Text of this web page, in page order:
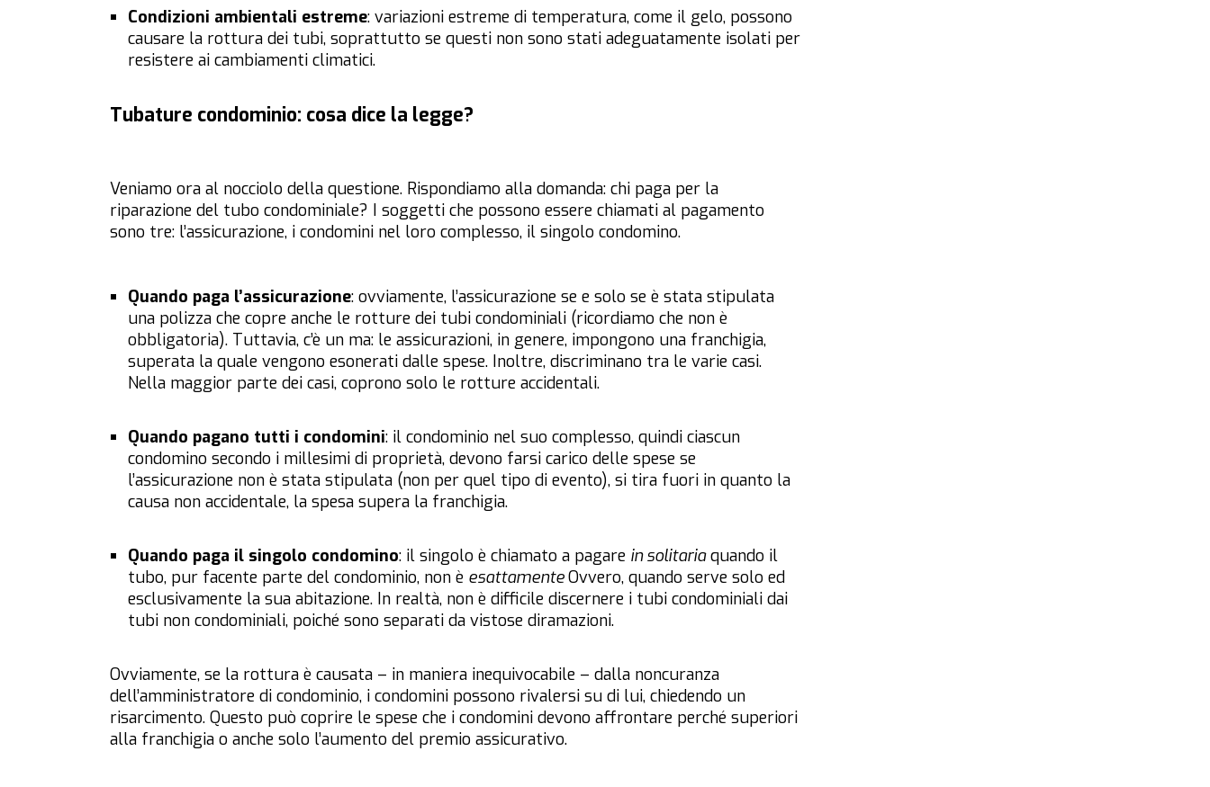
Condizioni ambientali estreme: variazioni estreme di temperatura, come il gelo, possono
causare la rottura dei tubi, soprattutto se questi non sono stati adeguatamente isolati per
resistere ai cambiamenti climatici.
Tubature condominio: cosa dice la legge?
Veniamo ora al nocciolo della questione. Rispondiamo alla domanda: chi paga per la
riparazione del tubo condominiale? I soggetti che possono essere chiamati al pagamento
sono tre: l’assicurazione, i condomini nel loro complesso, il singolo condomino.
Quando paga l’assicurazione: ovviamente, l’assicurazione se e solo se è stata stipulata
una polizza che copre anche le rotture dei tubi condominiali (ricordiamo che non è
obbligatoria). Tuttavia, c’è un ma: le assicurazioni, in genere, impongono una franchigia,
superata la quale vengono esonerati dalle spese. Inoltre, discriminano tra le varie casi.
Nella maggior parte dei casi, coprono solo le rotture accidentali.
Quando pagano tutti i condomini: il condominio nel suo complesso, quindi ciascun
condomino secondo i millesimi di proprietà, devono farsi carico delle spese se
l’assicurazione non è stata stipulata (non per quel tipo di evento), si tira fuori in quanto la
causa non accidentale, la spesa supera la franchigia.
Quando paga il singolo condomino: il singolo è chiamato a pagare in solitariaquando il
tubo, pur facente parte del condominio, non è esattamenteOvvero, quando serve solo ed
esclusivamente la sua abitazione. In realtà, non è difficile discernere i tubi condominiali dai
tubi non condominiali, poiché sono separati da vistose diramazioni.
Ovviamente, se la rottura è causata – in maniera inequivocabile – dalla noncuranza
dell’amministratore di condominio, i condomini possono rivalersi su di lui, chiedendo un
risarcimento. Questo può coprire le spese che i condomini devono affrontare perché superiori
alla franchigia o anche solo l’aumento del premio assicurativo.